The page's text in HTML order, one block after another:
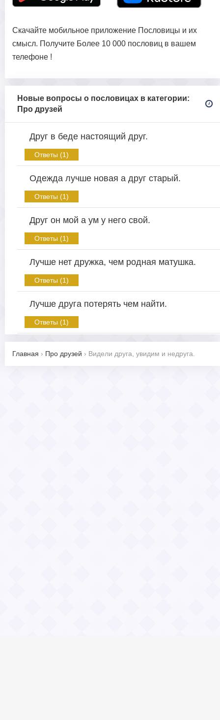
Скачайте мобильное приложение Пословицы и их
смысл. Получите Более 10 000 пословиц в вашем
телефоне !
Новые вопросы о пословицах в категории:
Про друзей
Друг в беде настоящий друг.
Ответы (1)
Одежда лучше новая а друг старый.
Ответы (1)
Друг он мой а ум у него свой.
Ответы (1)
Лучше нет дружка, чем родная матушка.
Ответы (1)
Лучше друга потерять чем найти.
Ответы (1)
Главная › Про друзей › Видели друга, увидим и недруга.